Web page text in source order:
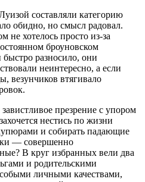
составляли категорию
обидно, но смысл радовал.
не хотелось просто из-за
броуновском
разносило, они
неинтересно, а если
везунчиков втягивало
презрение с упором
нестись по жизни
и собирать падающие
— совершенно
В круг избранных вели два
и родительскими
личными качествами,